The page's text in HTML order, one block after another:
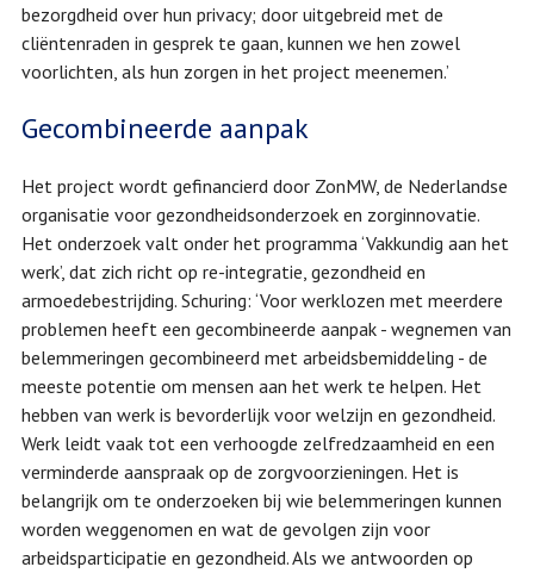
bezorgdheid over hun privacy; door uitgebreid met de
cliëntenraden in gesprek te gaan, kunnen we hen zowel
voorlichten, als hun zorgen in het project meenemen.’
Gecombineerde aanpak
Het project wordt gefinancierd door ZonMW, de Nederlandse
organisatie voor gezondheidsonderzoek en zorginnovatie.
Het onderzoek valt onder het programma ‘Vakkundig aan het
werk’, dat zich richt op re-integratie, gezondheid en
armoedebestrijding. Schuring: ‘Voor werklozen met meerdere
problemen heeft een gecombineerde aanpak - wegnemen van
belemmeringen gecombineerd met arbeidsbemiddeling - de
meeste potentie om mensen aan het werk te helpen. Het
hebben van werk is bevorderlijk voor welzijn en gezondheid.
Werk leidt vaak tot een verhoogde zelfredzaamheid en een
verminderde aanspraak op de zorgvoorzieningen. Het is
belangrijk om te onderzoeken bij wie belemmeringen kunnen
worden weggenomen en wat de gevolgen zijn voor
arbeidsparticipatie en gezondheid. Als we antwoorden op